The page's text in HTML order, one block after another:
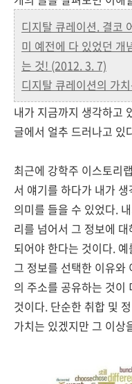
디지탈 큐레이션. 결코
미 예전에 다 있었던 개
는 것! (2012. 3. 7)
디지탈 큐레이션의 가
내가 지금까지 생각하고
글에서 얼추 드러나고 있
최근에 강학주 이스토리
서 얘기를 하다가 내가
의미를 들을 수 있었다.
리를 넘어서 그 정보에
되어야 한다는 것이다.
그 정보를 선택한 이유와
의 주소를 공유하는 것이
것이다. 단순한 취합 및
가치는 있겠지만 그 이상